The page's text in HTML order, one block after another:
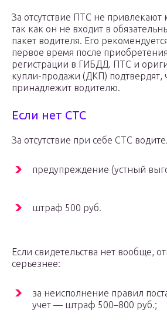
За отсутствие ПТС не привлекают
так как он не входит в
пакет водителя. Его
первое время после
регистрации в ГИБДД. ПТС и
купли-продажи (ДКП) подтвердят,
принадлежит водителю.
Если нет СТС
За отсутствие при себе СТС
предупреждение (устный
штраф 500 руб.
Если свидетельства нет вообще,
серьезнее:
за неисполнение правил
учет — штраф 500–800 руб.;